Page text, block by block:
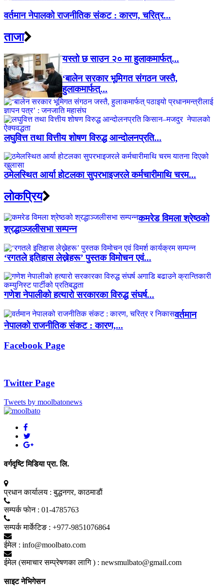
वर्तमान नेपालको राजनीतिक संकट : कारण, चरित्र...
ताजा
यस्तो छ साउन २० मा हुलाकमार्फत्...
‘बालेन सरकार भूमिगत संगठन जस्तै,
हुलाकमार्फत्...
लघुवित्त तथा वित्तीय शोषण विरुद्ध आन्दोलनप्रति...
ठमेलस्थित आर्या होटलका सुपरभाइजरले कर्मचारीमाथि चरम...
लाेकप्रिय
कमरेड विमला श्रेष्ठको
श्रद्धाञ्जलीसभा सम्पन्न
‘रगतले इतिहास लेख्नेहरू’ पुस्तक विमोचन एवं...
गणेश नेपालीको हत्यारो सरकारका विरुद्ध संघर्ष...
वर्तमान
नेपालको राजनीतिक संकट : कारण,...
Facebook Page
Twitter Page
Tweets by moolbatonews
वर्गदृष्टि मिडिया प्रा. लि.
प्रधान कार्यालय : बुद्धनगर, काठमाडाैं
सम्पर्क फाेन : 01-4785763
सम्पर्क मार्केटिङ : +977-9851076864
ईमेल : info@moolbato.com
ईमेल (समाचार सम्प्रेषणका लागि ) : newsmulbato@gmail.com
साइट नेभिगेसन